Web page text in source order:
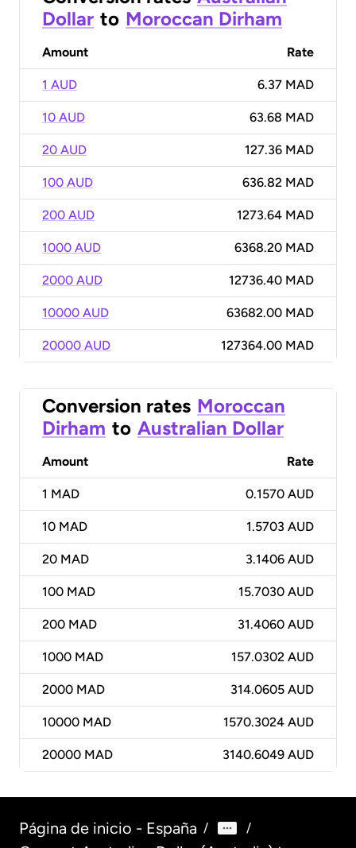
Dollar to Moroccan Dirham
Amount Rate
1 AUD 6.37 MAD
10 AUD 63.68 MAD
20 AUD 127.36 MAD
100 AUD 636.82 MAD
200 AUD 1273.64 MAD
1000 AUD 6368.20 MAD
2000 AUD 12736.40 MAD
10000 AUD 63682.00 MAD
20000 AUD 127364.00 MAD
Conversion rates Moroccan
Dirham to Australian Dollar
Amount Rate
1 MAD 0.1570 AUD
10 MAD 1.5703 AUD
20 MAD 3.1406 AUD
100 MAD 15.7030 AUD
200 MAD 31.4060 AUD
1000 MAD 157.0302 AUD
2000 MAD 314.0605 AUD
10000 MAD 1570.3024 AUD
20000 MAD 3140.6049 AUD
Página de inicio - España / /